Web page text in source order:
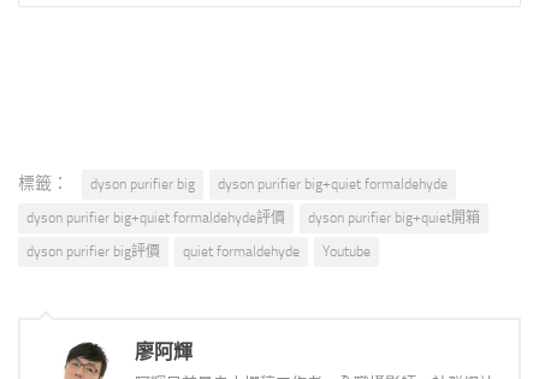
標籤： dyson purifier big
dyson purifier big+quiet formaldehyde
dyson purifier big+quiet formaldehyde評價
dyson purifier big+quiet開箱
dyson purifier big評價
quiet formaldehyde Youtube
廖阿輝